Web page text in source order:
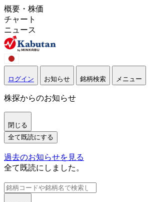
概要・株価
チャート
ニュース
ログイン お知らせ 銘柄検索 メニュー
株探からのお知らせ
閉じる
全て既読にする
過去のお知らせを見る
全て既読にしました。